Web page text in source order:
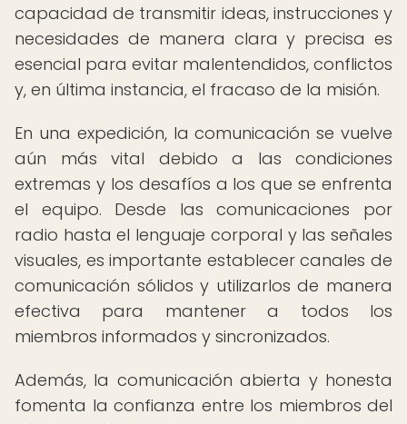
capacidad de transmitir ideas, instrucciones y
necesidades de manera clara y precisa es
esencial para evitar malentendidos, conflictos
y, en última instancia, el fracaso de la misión.
En una expedición, la comunicación se vuelve
aún más vital debido a las condiciones
extremas y los desafíos a los que se enfrenta
el equipo. Desde las comunicaciones por
radio hasta el lenguaje corporal y las señales
visuales, es importante establecer canales de
comunicación sólidos y utilizarlos de manera
efectiva para mantener a todos los
miembros informados y sincronizados.
Además, la comunicación abierta y honesta
fomenta la confianza entre los miembros del